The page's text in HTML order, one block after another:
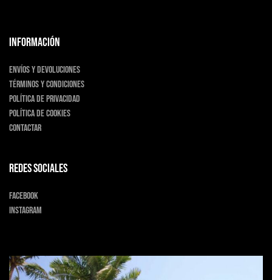
INFORMACIÓN
Envíos y devoluciones
Términos y condiciones
Política de privacidad
Política de cookies
Contactar
Redes sociales
Facebook
Instagram